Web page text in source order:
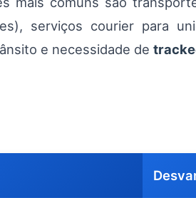
serviços courier para
e necessidade de